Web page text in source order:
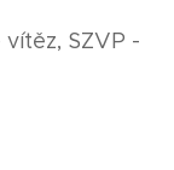
SZVP -